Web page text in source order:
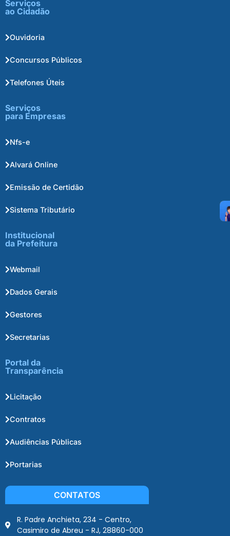
Serviços
ao Cidadão
Ouvidoria
Concursos Públicos
Telefones Úteis
Serviços
para Empresas
Nfs-e
Alvará Online
Emissão de Certidão
Sistema Tributário
Institucional
da Prefeitura
Webmail
Dados Gerais
Gestores
Secretarias
Portal da
Transparência
Licitação
Contratos
Audiências Públicas
Portarias
CONTATOS
R. Padre Anchieta, 234 - Centro,
Casimiro de Abreu - RJ, 28860-000